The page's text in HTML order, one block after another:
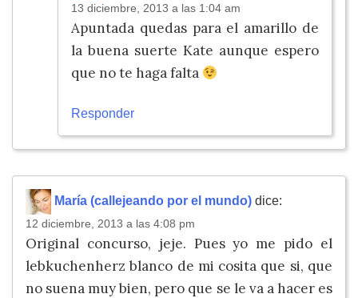
13 diciembre, 2013 a las 1:04 am
Apuntada quedas para el amarillo de
la buena suerte Kate aunque espero
que no te haga falta
Responder
María (callejeando por el mundo) dice:
12 diciembre, 2013 a las 4:08 pm
Original concurso, jeje. Pues yo me pido el
lebkuchenherz blanco de mi cosita que si, que
no suena muy bien, pero que se le va a hacer es